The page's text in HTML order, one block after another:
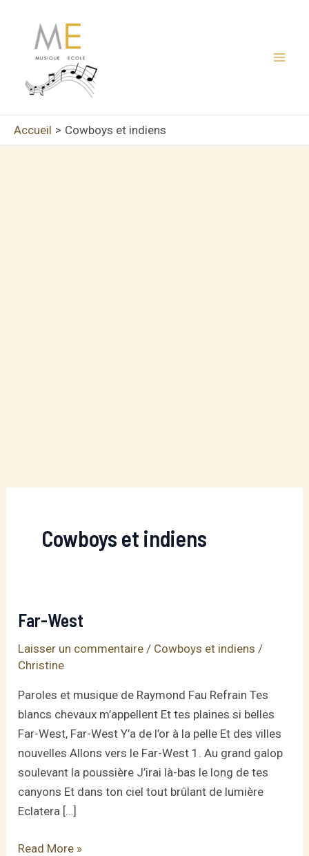
contenu
Accueil Cowboys et indiens
Cowboys et indiens
Far-West
Laisser un commentaire / Cowboys et indiens /
Christine
Paroles et musique de Raymond Fau Refrain Tes
blancs chevaux m’appellent Et tes plaines si belles
Far-West, Far-West Y’a de l’or à la pelle Et des villes
nouvelles Allons vers le Far-West 1. Au grand galop
soulevant la poussière J’irai là-bas le long de tes
canyons Et dans ton ciel tout brûlant de lumière
Eclatera […]
Far-
Read More »